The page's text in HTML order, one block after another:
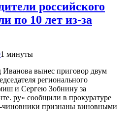
российского
по 10 лет из-за
1 минуты
вынес приговор двум
регионального
и Сергею Зобнину за
ру» сообщили в прокуратуре
чиновники признаны виновными